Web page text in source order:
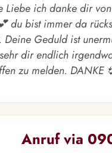
Liebe ich danke dir
du bist immer da
Deine Geduld ist
dir endlich
zu melden. DANKE
Anruf via